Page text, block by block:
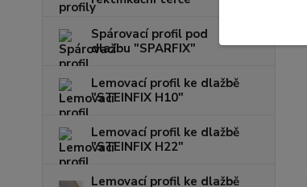
Spárovací profil pod
dlažbu "SPARFIX"
Lemovací profil ke dlažbě
"STEINFIX H10"
Lemovací profil ke dlažbě
"STEINFIX H22"
Lemovací profil ke dlažbě